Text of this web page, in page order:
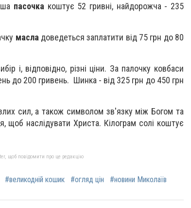
пасочка коштує 52 гривні, найдорожча - 235
масла доведеться заплатити від 75 грн до 80
і, відповідно, різні ціни. За палочку ковбаси
до 200 гривень. Шинка - від 325 грн до 450 грн
сил, а також символом зв'язку між Богом та
щоб наслідувати Христа. Кілограм солі коштує
щоб повідомити про це редакцію
#великодній кошик #огляд цін #новини Миколаїв